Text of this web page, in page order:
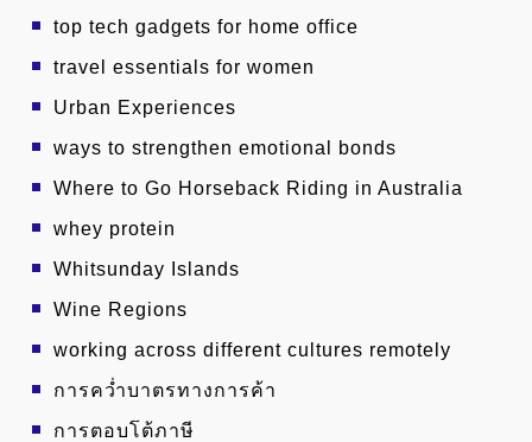
top tech gadgets for home office
travel essentials for women
Urban Experiences
ways to strengthen emotional bonds
Where to Go Horseback Riding in Australia
whey protein
Whitsunday Islands
Wine Regions
working across different cultures remotely
การคว่ำบาตรทางการค้า
การตอบโต้ภาษี